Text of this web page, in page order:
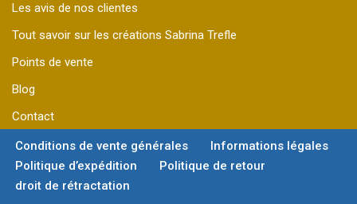
Les avis de nos clientes
Tout savoir sur les créations Sabrina Trefle
Points de vente
Blog
Contact
Conditions de vente générales
Informations légales
Politique d’expédition
Politique de retour
droit de rétractation